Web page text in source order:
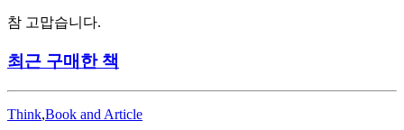
참 고맙습니다.
최근 구매한 책
Think,Book and Article